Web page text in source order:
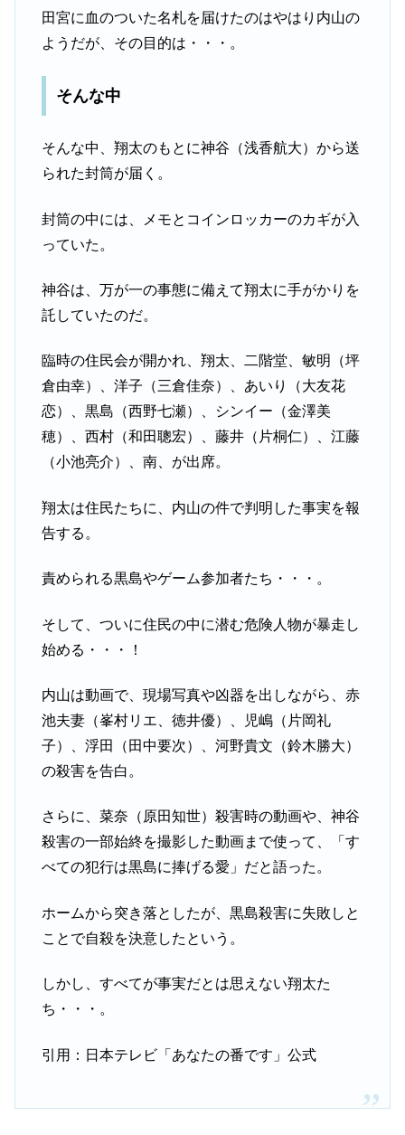
田宮に血のついた名札を届けたのはやはり内山の
ようだが、その目的は・・・。
そんな中
そんな中、翔太のもとに神谷（浅香航大）から送
られた封筒が届く。
封筒の中には、メモとコインロッカーのカギが入
っていた。
神谷は、万が一の事態に備えて翔太に手がかりを
託していたのだ。
臨時の住民会が開かれ、翔太、二階堂、敏明（坪
倉由幸）、洋子（三倉佳奈）、あいり（大友花
恋）、黒島（西野七瀬）、シンイー（金澤美
穂）、西村（和田聰宏）、藤井（片桐仁）、江藤
（小池亮介）、南、が出席。
翔太は住民たちに、内山の件で判明した事実を報
告する。
責められる黒島やゲーム参加者たち・・・。
そして、ついに住民の中に潜む危険人物が暴走し
始める・・・！
内山は動画で、現場写真や凶器を出しながら、赤
池夫妻（峯村リエ、徳井優）、児嶋（片岡礼
子）、浮田（田中要次）、河野貴文（鈴木勝大）
の殺害を告白。
さらに、菜奈（原田知世）殺害時の動画や、神谷
殺害の一部始終を撮影した動画まで使って、「す
べての犯行は黒島に捧げる愛」だと語った。
ホームから突き落としたが、黒島殺害に失敗しと
ことで自殺を決意したという。
しかし、すべてが事実だとは思えない翔太た
ち・・・。
引用：日本テレビ「あなたの番です」公式